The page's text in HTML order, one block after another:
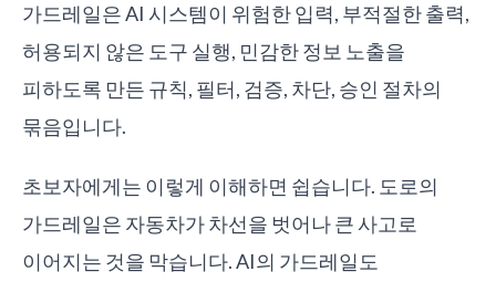
가드레일은 AI 시스템이 위험한 입력, 부적절한 출력,
허용되지 않은 도구 실행, 민감한 정보 노출을
피하도록 만든 규칙, 필터, 검증, 차단, 승인 절차의
묶음입니다.
초보자에게는 이렇게 이해하면 쉽습니다. 도로의
가드레일은 자동차가 차선을 벗어나 큰 사고로
이어지는 것을 막습니다. AI의 가드레일도